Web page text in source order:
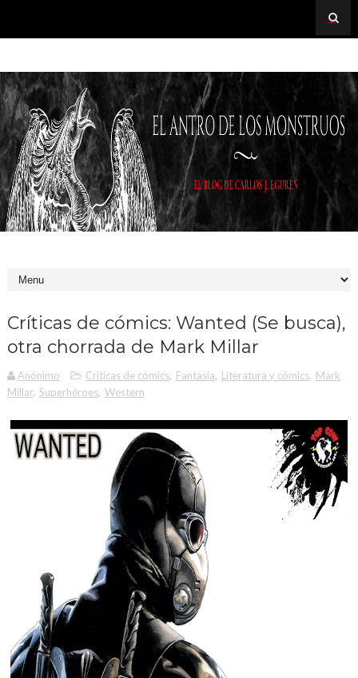
Críticas de cómics: Wanted (Se busca),
otra chorrada de Mark Millar
Anónimo Críticas de cómics, Fantasía, Literatura y cómics, Mark
Millar, Superhéroes, Western